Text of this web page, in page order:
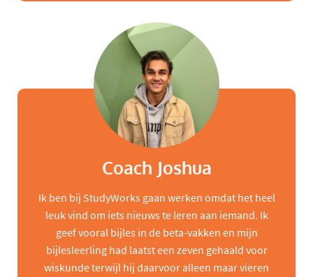
Coach Joshua
Ik ben bij StudyWorks gaan werken omdat het heel
leuk vind om iets nieuws te leren aan iemand. Ik
geef vooral bijles in de beta-vakken en mijn
bijlesleerling had laatst een zeven gehaald voor
wiskunde terwijl hij daarvoor alleen maar vieren